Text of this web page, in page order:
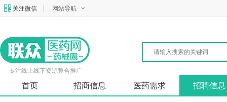
关注微信 网站导航
专注线上线下资源整合推广
首页 招商信息 医药需求 招聘信息